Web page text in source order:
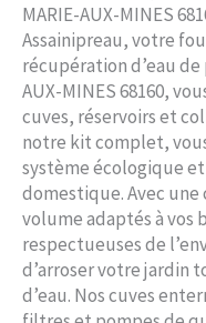
MARIE-AUX-MINES
Assainipreau, votre
récupération d’eau de
AUX-MINES 68160,
cuves, réservoirs et
notre kit complet,
système écologique
domestique. Avec
volume adaptés à vos
respectueuses de
d’arroser votre jardin
d’eau. Nos cuves